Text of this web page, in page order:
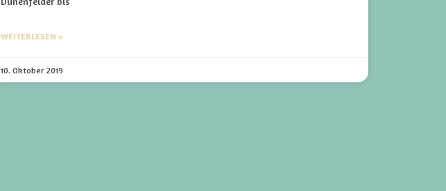
WEITERLESEN »
10. Oktober 2019